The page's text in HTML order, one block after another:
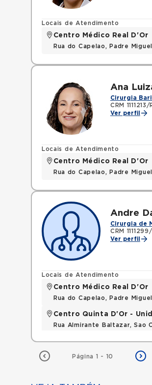
Locais de Atendimento
Centro Médico Real D'Or
Rua do Capelao, Padre
Ana
Cirurgia
CRM 1111213/
Ver perfil
Locais de Atendimento
Centro Médico Real D'Or
Rua do Capelao, Padre
Andre
Cirurgia de
CRM
Ver perfil
Locais de Atendimento
Centro Médico Real D'Or
Rua do Capelao, Padre
Centro Quinta D'Or -
Rua Almirante Baltazar, Sao
Página 1 - 10